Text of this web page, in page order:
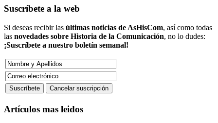
Suscríbete a la web
Si deseas recibir las últimas noticias de AsHisCom, así como todas
las novedades sobre Historia de la Comunicación, no lo dudes:
¡Suscríbete a nuestro boletín semanal!
Artículos mas leidos